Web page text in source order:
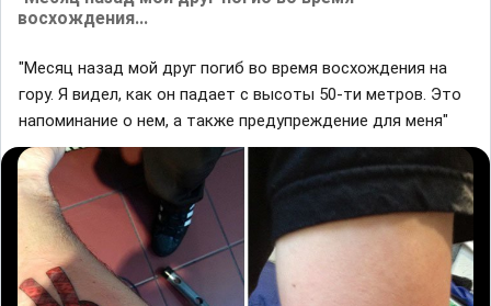
восхождения...
"Месяц назад мой друг погиб во время восхождения на
гору. Я видел, как он падает с высоты 50-ти метров. Это
напоминание о нем, а также предупреждение для меня"